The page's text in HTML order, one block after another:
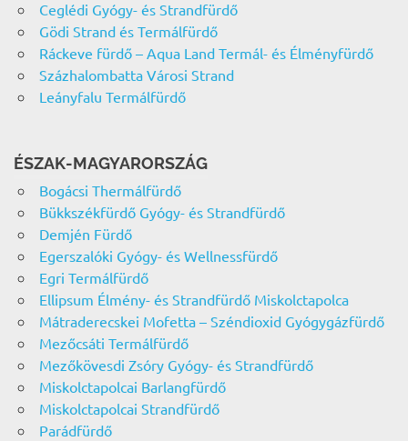
Ceglédi Gyógy- és Strandfürdő
Gödi Strand és Termálfürdő
Ráckeve fürdő – Aqua Land Termál- és Élményfürdő
Százhalombatta Városi Strand
Leányfalu Termálfürdő
ÉSZAK-MAGYARORSZÁG
Bogácsi Thermálfürdő
Bükkszékfürdő Gyógy- és Strandfürdő
Demjén Fürdő
Egerszalóki Gyógy- és Wellnessfürdő
Egri Termálfürdő
Ellipsum Élmény- és Strandfürdő Miskolctapolca
Mátraderecskei Mofetta – Széndioxid Gyógygázfürdő
Mezőcsáti Termálfürdő
Mezőkövesdi Zsóry Gyógy- és Strandfürdő
Miskolctapolcai Barlangfürdő
Miskolctapolcai Strandfürdő
Parádfürdő